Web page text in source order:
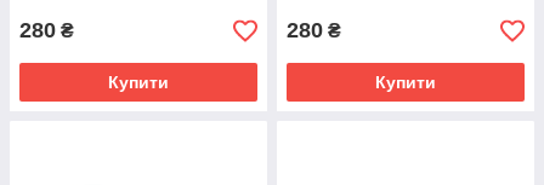
280 ₴
Купити
280 ₴
Купити